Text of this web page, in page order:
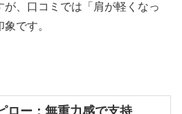
が、口コミでは「肩が軽くなっ
です。
ー：無重力感で支持